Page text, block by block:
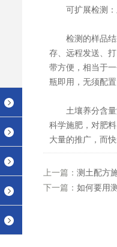
可扩展检测：
检测的样品结
存、远程发送、
带方便，相当于
瓶即用，无须配
土壤养分含量
科学施肥，对肥
大量的推广，而
上一篇： 测土配方
下一篇： 如何要用